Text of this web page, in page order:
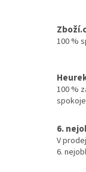
100 %
100 %
6.
V
6.